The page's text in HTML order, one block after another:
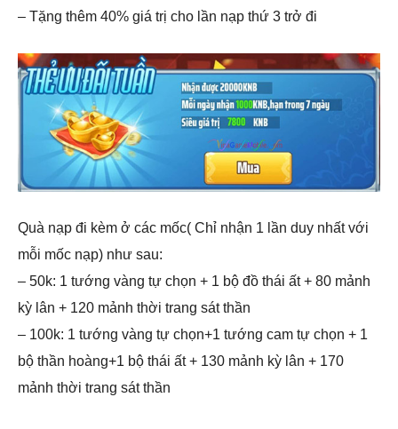
– Tặng thêm 40% giá trị cho lần nạp thứ 3 trở đi
Quà nạp đi kèm ở các mốc( Chỉ nhận 1 lần duy nhất với
mỗi mốc nạp) như sau:
– 50k: 1 tướng vàng tự chọn + 1 bộ đồ thái ất + 80 mảnh
kỳ lân + 120 mảnh thời trang sát thần
– 100k: 1 tướng vàng tự chọn+1 tướng cam tự chọn + 1
bộ thần hoàng+1 bộ thái ất + 130 mảnh kỳ lân + 170
mảnh thời trang sát thần